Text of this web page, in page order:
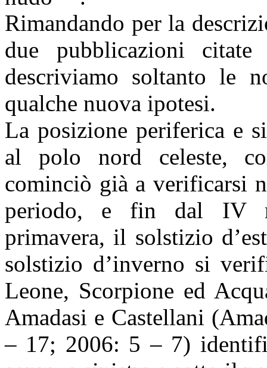
Rimandando per la
due pubblicazioni
descriviamo soltanto le
qualche nuova ipotesi.
La posizione periferica e
al polo nord celeste,
cominciò già a verificarsi
periodo, e fin dal IV
primavera, il solstizio
solstizio d’inverno si
Leone, Scorpione ed
Amadasi e Castellani
– 17; 2006: 5 – 7)